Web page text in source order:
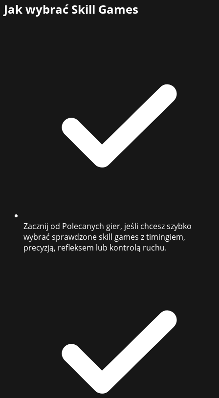
Jak wybrać Skill Games
Zacznij od Polecanych gier, jeśli chcesz szybko
wybrać sprawdzone skill games z timingiem,
precyzją, refleksem lub kontrolą ruchu.